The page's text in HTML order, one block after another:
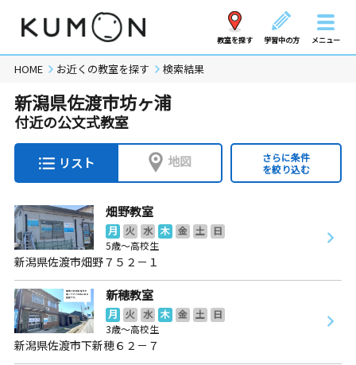
教室を探す 学習中の方 メニュー
HOME お近くの教室を探す 検索結果
新潟県佐渡市坊ヶ浦
付近の公文式教室
リスト 地図
さらに条件
を絞り込む
畑野教室
月 火 水 木 金 土
日
5歳～高校生
新潟県佐渡市畑野７５２－１
新穂教室
月 火 水 木 金 土
日
3歳～高校生
新潟県佐渡市下新穂６２－７